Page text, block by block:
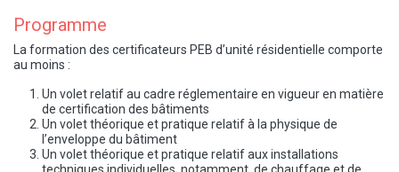
Programme
La formation des certificateurs PEB d’unité résidentielle comporte
au moins :
Un volet relatif au cadre réglementaire en vigueur en matière
de certification des bâtiments
Un volet théorique et pratique relatif à la physique de
l’enveloppe du bâtiment
Un volet théorique et pratique relatif aux installations
techniques individuelles, notamment, de chauffage et de